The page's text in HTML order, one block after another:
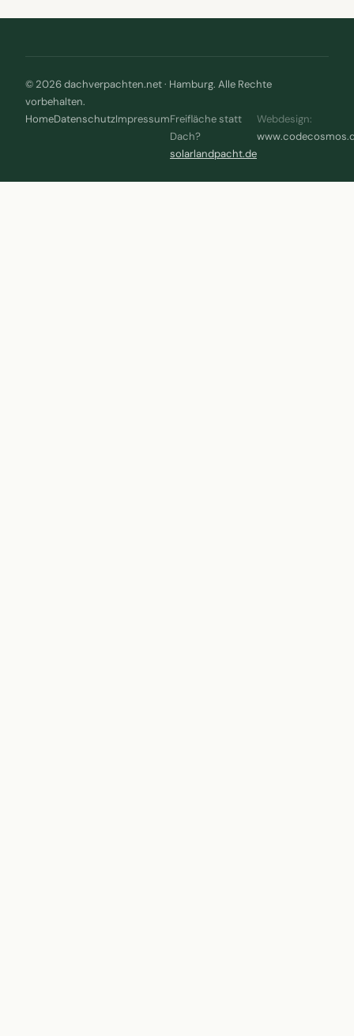
© 2026 dachverpachten.net · Hamburg. Alle Rechte
vorbehalten.
HomeDatenschutzImpressumFreifläche statt
Dach?
solarlandpacht.de
Webdesign: